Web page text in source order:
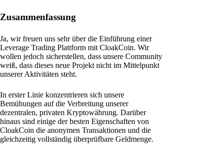
Zusammenfassung
Ja, wir freuen uns sehr über die Einführung einer
Leverage Trading Plattform mit CloakCoin. Wir
wollen jedoch sicherstellen, dass unsere Community
weiß, dass dieses neue Projekt nicht im Mittelpunkt
unserer Aktivitäten steht.
In erster Linie konzentrieren sich unsere
Bemühungen auf die Verbreitung unserer
dezentralen, privaten Kryptowährung. Darüber
hinaus sind einige der besten Eigenschaften von
CloakCoin die anonymen Transaktionen und die
gleichzeitig vollständig überprüfbare Geldmenge.